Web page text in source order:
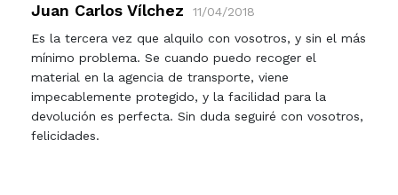
Juan Carlos Vílchez
11/04/2018
Es la tercera vez que alquilo con vosotros, y sin el más
mínimo problema. Se cuando puedo recoger el
material en la agencia de transporte, viene
impecablemente protegido, y la facilidad para la
devolución es perfecta. Sin duda seguiré con vosotros,
felicidades.